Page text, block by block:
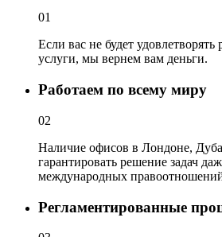
01
Если вас не будет удовлетворять
услуги, мы вернем вам деньги.
Работаем по всему миру
02
Наличие офисов в Лондоне,
гарантировать решение задач
международных
Регламентированные